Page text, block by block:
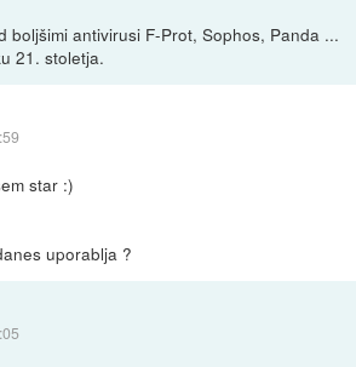
boljšimi antivirusi F-Prot, Sophos, Panda ...
21. stoletja.
star :)
uporablja ?